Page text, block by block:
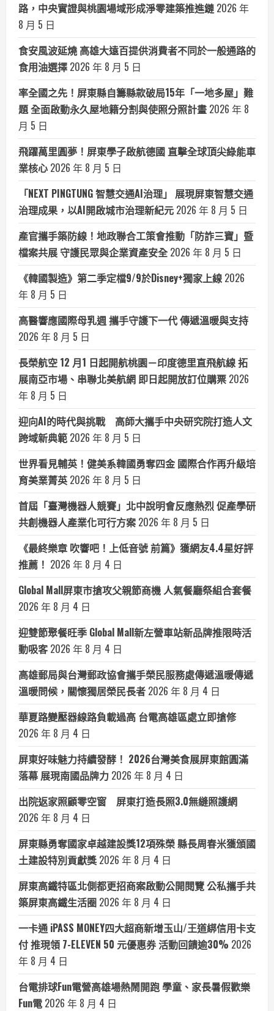
路，中央實證與桃園場域形成淨零建築推進鏈 2026 年
8 月 5 日
食安風波延燒 高雄大遠百提供消費者不同於一般通路的
食用油選擇 2026 年 8 月 5 日
率全國之先！屏東縣自籌縣款破局15年「一地多屋」難
題 全面啟動永久屋地籍分割與使照分照計畫 2026 年 8
月 5 日
飛躍萬里圓夢！屏東學子啟航德國 直擊全球頂尖綠能車
業核心 2026 年 8 月 5 日
「NEXT PINGTUNG 智慧交通AI治理」 展現屏東智慧交通
治理成果，以AI開啟城市治理新紀元 2026 年 8 月 5 日
產官攜手築防線！地政聯合工策會推動「防詐三寶」暨
檔案共展 守護民眾與企業資產安全 2026 年 8 月 5 日
《韓國製造》第二季定檔9/9於Disney+獨家上線 2026
年 8 月 5 日
高醫響應國際母乳週 攜手守護下一代 傳遞溫暖與支持
2026 年 8 月 5 日
長榮航空 12 月1 日起開航桃園－印度德里直飛航線 拓
展南亞市場、串聯北美航網 即日起開放訂位購票 2026
年 8 月 5 日
迎向AI的時代與挑戰 高師大攜手中央研究院打造人文
跨域新典範 2026 年 8 月 5 日
世界看見輔英！健美系韓國勇奪四金 國際合作再升級培
育美業菁英 2026 年 8 月 5 日
首屆「臺灣機器人競賽」北中說明會反應熱烈 促產學研
共創機器人產業化可行方案 2026 年 8 月 5 日
《最終樂章 吹響吧！上低音號 前篇》獲網友4.4星好評
推薦！ 2026 年 8 月 4 日
Global Mall屏東市搶攻父親節商機 人氣餐廳祭組合套餐
2026 年 8 月 4 日
迎雙節聚餐旺季 Global Mall新左營車站新品牌推限時活
動吸客 2026 年 8 月 4 日
高雄郵局與台灣郵政協會攜手榮民服務處傳遞溫暖傳遞
溫暖問候，關懷獨居榮民長者 2026 年 8 月 4 日
華夏路變壓器線路負載過高 台電高雄區處立即搶修
2026 年 8 月 4 日
屏東好味魅力持續發酵！ 2026台灣美食展屏東館圓滿
落幕 展現南國品牌力 2026 年 8 月 4 日
出院返家照顧零空窗 屏東打造長照3.0無縫照護網
2026 年 8 月 4 日
屏東縣勇奪國家卓越建設獎12項殊榮 縣長周春米獲頒國
土建設特別貢獻獎 2026 年 8 月 4 日
屏東高鐵特區北側都更招商案啟動公開閱覽 公私攜手共
築屏東高鐵生活圈 2026 年 8 月 4 日
一卡通 iPASS MONEY四大超商新增玉山/王道綁信用卡支
付 推現領 7-ELEVEN 50 元優惠券 活動回饋逾30% 2026
年 8 月 4 日
台電排球Fun電營高雄場熱鬧開跑 學童、家長暑假歡樂
Fun電 2026 年 8 月 4 日